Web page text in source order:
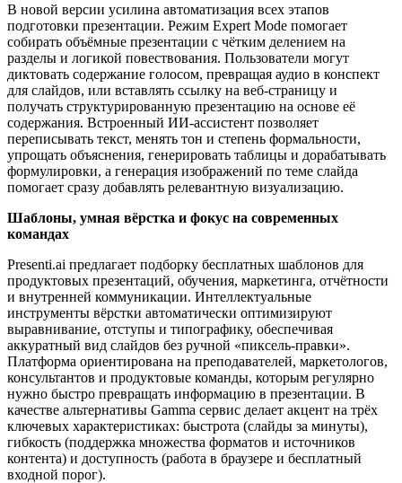
В новой версии усилина автоматизация всех этапов
подготовки презентации. Режим Expert Mode помогает
собирать объёмные презентации с чётким делением на
разделы и логикой повествования. Пользователи могут
диктовать содержание голосом, превращая аудио в конспект
для слайдов, или вставлять ссылку на веб-страницу и
получать структурированную презентацию на основе её
содержания. Встроенный ИИ-ассистент позволяет
переписывать текст, менять тон и степень формальности,
упрощать объяснения, генерировать таблицы и дорабатывать
формулировки, а генерация изображений по теме слайда
помогает сразу добавлять релевантную визуализацию.
Шаблоны, умная вёрстка и фокус на современных
командах
Presenti.ai предлагает подборку бесплатных шаблонов для
продуктовых презентаций, обучения, маркетинга, отчётности
и внутренней коммуникации. Интеллектуальные
инструменты вёрстки автоматически оптимизируют
выравнивание, отступы и типографику, обеспечивая
аккуратный вид слайдов без ручной «пиксель-правки».
Платформа ориентирована на преподавателей, маркетологов,
консультантов и продуктовые команды, которым регулярно
нужно быстро превращать информацию в презентации. В
качестве альтернативы Gamma сервис делает акцент на трёх
ключевых характеристиках: быстрота (слайды за минуты),
гибкость (поддержка множества форматов и источников
контента) и доступность (работа в браузере и бесплатный
входной порог).